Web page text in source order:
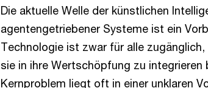
Die aktuelle Welle der künstlichen
agentengetriebener Systeme ist ein
Technologie ist zwar für alle
sie in ihre Wertschöpfung zu
Kernproblem liegt oft in einer unklaren